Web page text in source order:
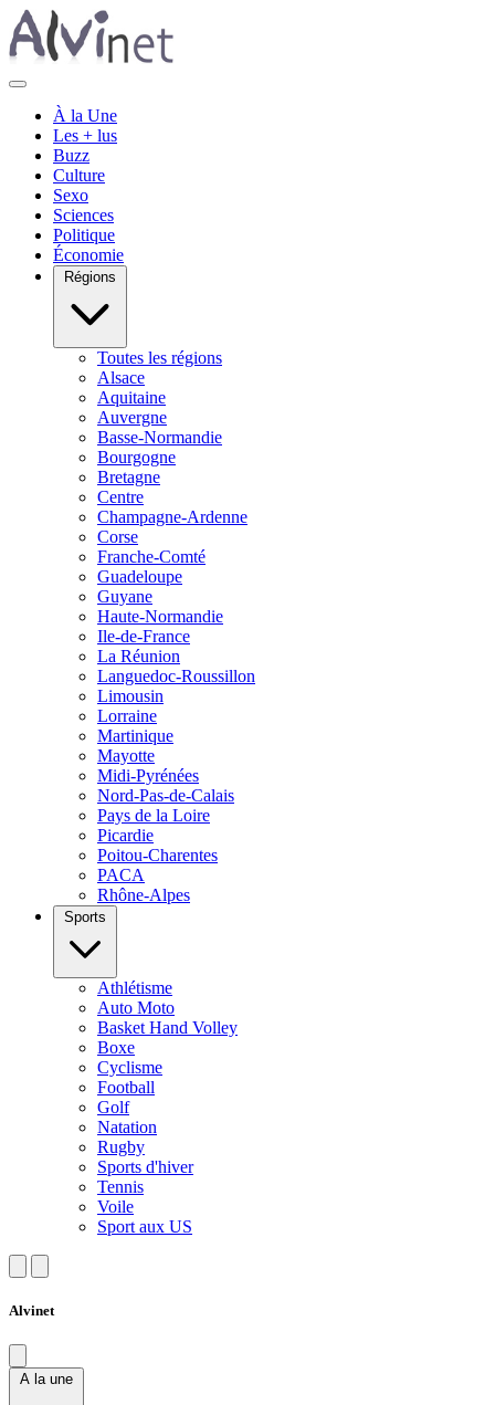
À la Une
Les + lus
Buzz
Culture
Sexo
Sciences
Politique
Économie
Régions
Toutes les régions
Alsace
Aquitaine
Auvergne
Basse-Normandie
Bourgogne
Bretagne
Centre
Champagne-Ardenne
Corse
Franche-Comté
Guadeloupe
Guyane
Haute-Normandie
Ile-de-France
La Réunion
Languedoc-Roussillon
Limousin
Lorraine
Martinique
Mayotte
Midi-Pyrénées
Nord-Pas-de-Calais
Pays de la Loire
Picardie
Poitou-Charentes
PACA
Rhône-Alpes
Sports
Athlétisme
Auto Moto
Basket Hand Volley
Boxe
Cyclisme
Football
Golf
Natation
Rugby
Sports d'hiver
Tennis
Voile
Sport aux US
Alvinet
A la une